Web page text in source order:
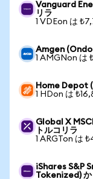
Vanguard
リラ
1 VDEon は
Amgen (Ondo
1 AMGNon は
Home Depot
1 HDon は
Global X
トルコリラ
1 ARGTon は
iShares S&P
Tokenized) か